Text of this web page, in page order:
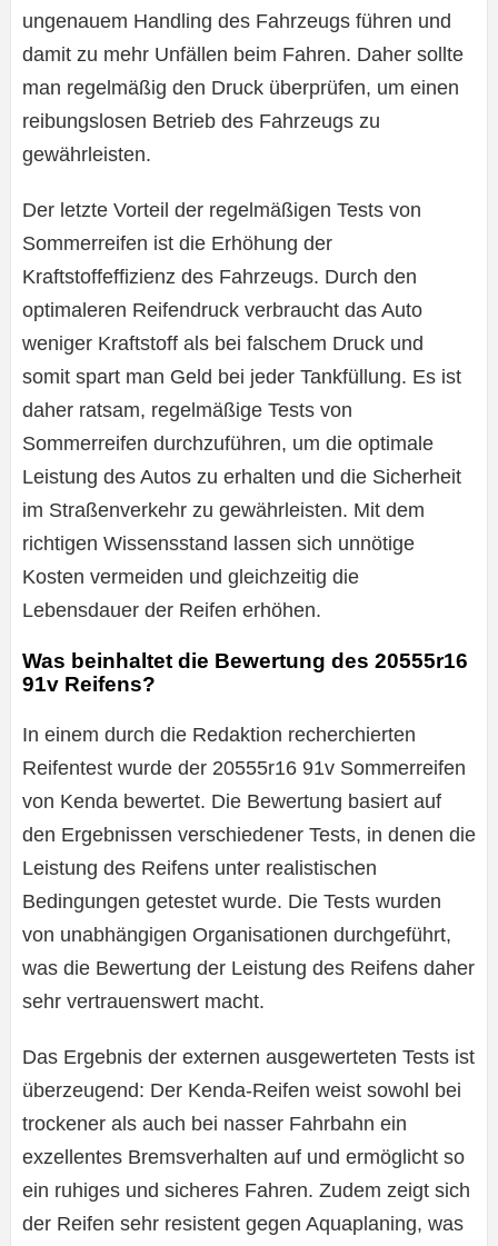
ungenauem Handling des Fahrzeugs führen und
damit zu mehr Unfällen beim Fahren. Daher sollte
man regelmäßig den Druck überprüfen, um einen
reibungslosen Betrieb des Fahrzeugs zu
gewährleisten.
Der letzte Vorteil der regelmäßigen Tests von
Sommerreifen ist die Erhöhung der
Kraftstoffeffizienz des Fahrzeugs. Durch den
optimaleren Reifendruck verbraucht das Auto
weniger Kraftstoff als bei falschem Druck und
somit spart man Geld bei jeder Tankfüllung. Es ist
daher ratsam, regelmäßige Tests von
Sommerreifen durchzuführen, um die optimale
Leistung des Autos zu erhalten und die Sicherheit
im Straßenverkehr zu gewährleisten. Mit dem
richtigen Wissensstand lassen sich unnötige
Kosten vermeiden und gleichzeitig die
Lebensdauer der Reifen erhöhen.
Was beinhaltet die Bewertung des 20555r16
91v Reifens?
In einem durch die Redaktion recherchierten
Reifentest wurde der 20555r16 91v Sommerreifen
von Kenda bewertet. Die Bewertung basiert auf
den Ergebnissen verschiedener Tests, in denen die
Leistung des Reifens unter realistischen
Bedingungen getestet wurde. Die Tests wurden
von unabhängigen Organisationen durchgeführt,
was die Bewertung der Leistung des Reifens daher
sehr vertrauenswert macht.
Das Ergebnis der externen ausgewerteten Tests ist
überzeugend: Der Kenda-Reifen weist sowohl bei
trockener als auch bei nasser Fahrbahn ein
exzellentes Bremsverhalten auf und ermöglicht so
ein ruhiges und sicheres Fahren. Zudem zeigt sich
der Reifen sehr resistent gegen Aquaplaning, was